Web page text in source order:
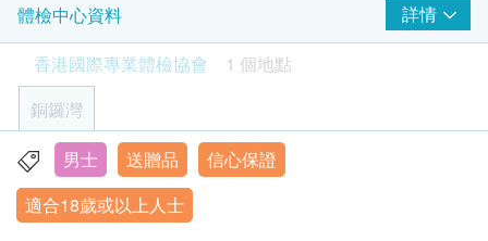
Smartech - “Multi Cook” 智能高速煲 (原價$828)
靜臥心電圖
肺功能 重點項目
胸肺X光
基本項目
基本健康評估
精密影像檢查與全方位血液分析，涵蓋：
✓ 超聲波掃描（前列腺/膀胱/肝臟）
✓ 癌症標記篩查（前列腺/睪丸/腸）
✓ 心血管疾病評估
✓ 三高及痛風檢測
✓ 器官功能檢查
✓ 炎症及感染篩查
附贈專業報告解說與個人化健康建議，助您全面掌握
致電查詢或在訂單確認後1個工作天透過Whatsapp進
行預約 (+852 6918 2430）。
有效期
本身體檢查計劃有效期為兩個月，客戶必須於兩個月
內（由確認付款日期起計）接受有關檢查，逾期作
廢。
體檢中心資料
詳情
香港國際專業體檢協會
1 個地點
銅鑼灣
銅鑼灣告士打道255-257號信和廣場11樓全層
顯示地圖
男士 送贈品
信心保證
適合18歲或以上人士